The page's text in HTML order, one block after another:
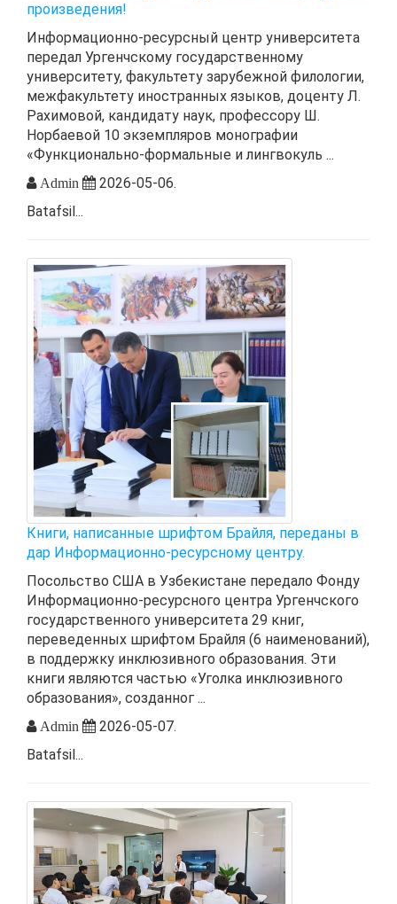
произведения!
Информационно-ресурсный центр университета
передал Ургенчскому государственному
университету, факультету зарубежной филологии,
межфакультету иностранных языков, доценту Л.
Рахимовой, кандидату наук, профессору Ш.
Норбаевой 10 экземпляров монографии
«Функционально-формальные и лингвокуль ...
Admin
2026-05-06.
Batafsil...
Книги, написанные шрифтом Брайля, переданы в
дар Информационно-ресурсному центру.
Посольство США в Узбекистане передало Фонду
Информационно-ресурсного центра Ургенчского
государственного университета 29 книг,
переведенных шрифтом Брайля (6 наименований),
в поддержку инклюзивного образования. Эти
книги являются частью «Уголка инклюзивного
образования», созданног ...
Admin
2026-05-07.
Batafsil...